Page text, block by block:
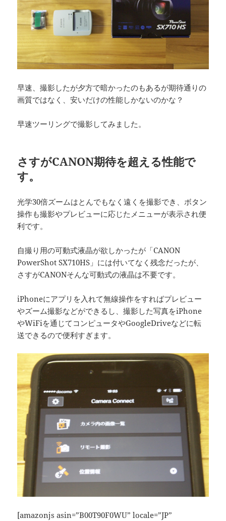
早速、撮影したが夕方で暗かったのもあるが期待通りの
画質ではなく、安いだけの性能しかないのかな？
早速ツーリングで撮影してみました。
さすがCANON期待を超える性能で
す。
光学30倍ズームはとんでもなく遠くを撮影でき、ボタン
操作も撮影やプレビューに応じたメニューが表示され便
利です。
自撮り用の可動式液晶が欲しかったが「CANON
PowerShot SX710HS」には付いてなく残念だったが、
さすがCANONそんな可動式の液晶は不要です。
iPhoneにアプリを入れて無線操作をすればプレビュー
やズーム撮影などができるし、撮影した写真をiPhone
やWiFiを通じてコンピュータやGoogleDriveなどに転
送できるので便利すぎます。
[amazonjs asin=”B00T90F0WU” locale=”JP”